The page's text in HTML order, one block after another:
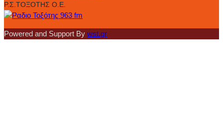
Ρ.Σ.ΤΟΞΟΤΗΣ Ο.Ε.
Powered and Support By wst.gr